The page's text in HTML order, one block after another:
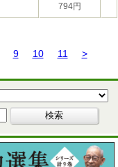
794円
9 10 11 >